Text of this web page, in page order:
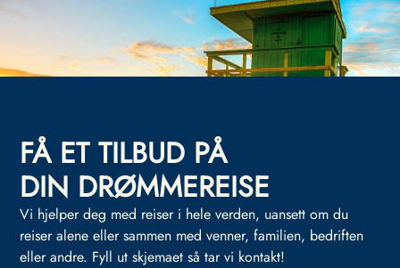
FÅ ET TILBUD PÅ
DIN DRØMMEREISE
Vi hjelper deg med reiser i hele verden, uansett om du
reiser alene eller sammen med venner, familien, bedriften
eller andre. Fyll ut skjemaet så tar vi kontakt!